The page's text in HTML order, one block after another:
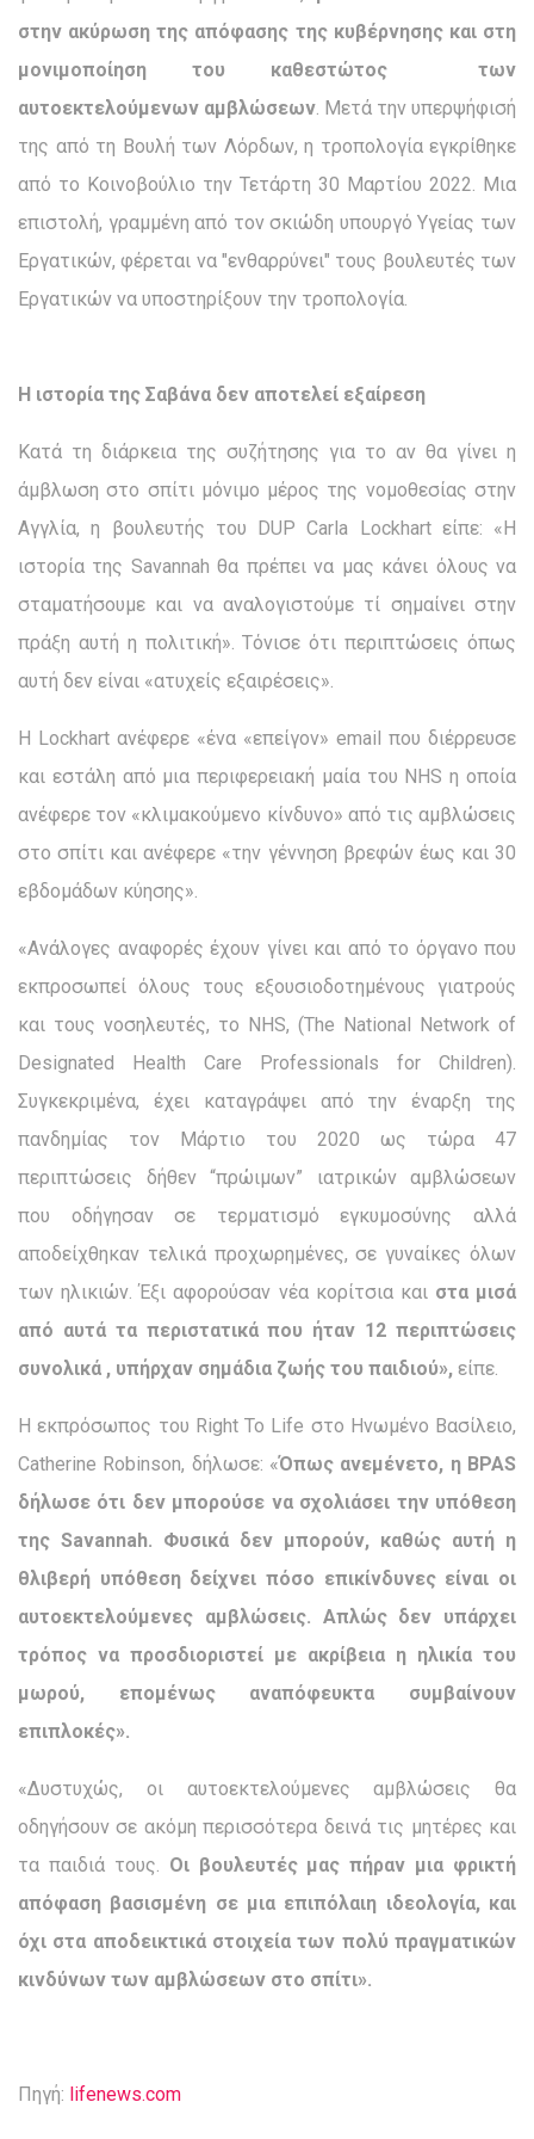
στην ακύρωση της απόφασης της κυβέρνησης και στη
μονιμοποίηση του καθεστώτος των
αυτοεκτελούμενων αμβλώσεων . Μετά την υπερψήφισή
της από τη Βουλή των Λόρδων, η τροπολογία εγκρίθηκε
από το Κοινοβούλιο την Τετάρτη 30 Μαρτίου 2022. Μια
επιστολή, γραμμένη από τον σκιώδη υπουργό Υγείας των
Εργατικών, φέρεται να "ενθαρρύνει" τους βουλευτές των
Εργατικών να υποστηρίξουν την τροπολογία.
Η ιστορία της Σαβάνα δεν αποτελεί εξαίρεση
Κατά τη διάρκεια της συζήτησης για το αν θα γίνει η
άμβλωση στο σπίτι μόνιμο μέρος της νομοθεσίας στην
Αγγλία, η βουλευτής του DUP Carla Lockhart είπε: «Η
ιστορία της Savannah θα πρέπει να μας κάνει όλους να
σταματήσουμε και να αναλογιστούμε τί σημαίνει στην
πράξη αυτή η πολιτική». Τόνισε ότι περιπτώσεις όπως
αυτή δεν είναι «ατυχείς εξαιρέσεις».
Η Lockhart ανέφερε «ένα «επείγον» email που διέρρευσε
και εστάλη από μια περιφερειακή μαία του NHS η οποία
ανέφερε τον «κλιμακούμενο κίνδυνο» από τις αμβλώσεις
στο σπίτι και ανέφερε «την γέννηση βρεφών έως και 30
εβδομάδων κύησης».
«Ανάλογες αναφορές έχουν γίνει και από το όργανο που
εκπροσωπεί όλους τους εξουσιοδοτημένους γιατρούς
και τους νοσηλευτές, το NHS, (The National Network of
Designated Health Care Professionals for Children).
Συγκεκριμένα, έχει καταγράψει από την έναρξη της
πανδημίας τον Μάρτιο του 2020 ως τώρα 47
περιπτώσεις δήθεν “πρώιμων” ιατρικών αμβλώσεων
που οδήγησαν σε τερματισμό εγκυμοσύνης αλλά
αποδείχθηκαν τελικά προχωρημένες, σε γυναίκες όλων
των ηλικιών. Έξι αφορούσαν νέα κορίτσια και στα μισά
από αυτά τα περιστατικά που ήταν 12 περιπτώσεις
συνολικά , υπήρχαν σημάδια ζωής του παιδιού», είπε.
Η εκπρόσωπος του Right To Life στο Ηνωμένο Βασίλειο,
Catherine Robinson, δήλωσε: «Όπως ανεμένετο, η BPAS
δήλωσε ότι δεν μπορούσε να σχολιάσει την υπόθεση
της Savannah. Φυσικά δεν μπορούν, καθώς αυτή η
θλιβερή υπόθεση δείχνει πόσο επικίνδυνες είναι οι
αυτοεκτελούμενες αμβλώσεις. Απλώς δεν υπάρχει
τρόπος να προσδιοριστεί με ακρίβεια η ηλικία του
μωρού, επομένως αναπόφευκτα συμβαίνουν
επιπλοκές».
«Δυστυχώς, οι αυτοεκτελούμενες αμβλώσεις θα
οδηγήσουν σε ακόμη περισσότερα δεινά τις μητέρες και
τα παιδιά τους. Οι βουλευτές μας πήραν μια φρικτή
απόφαση βασισμένη σε μια επιπόλαιη ιδεολογία, και
όχι στα αποδεικτικά στοιχεία των πολύ πραγματικών
κινδύνων των αμβλώσεων στο σπίτι».
Πηγή: lifenews.com